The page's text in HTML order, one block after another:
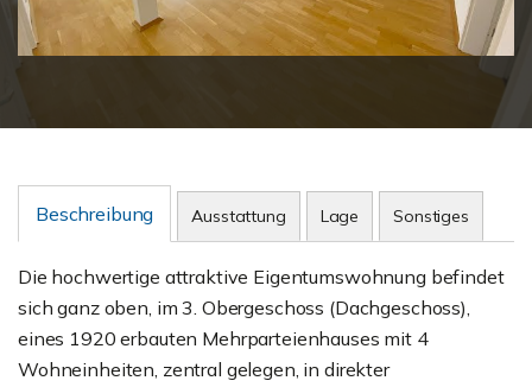
Beschreibung Ausstattung Lage Sonstiges
Die hochwertige attraktive Eigentumswohnung befindet
sich ganz oben, im 3. Obergeschoss (Dachgeschoss),
eines 1920 erbauten Mehrparteienhauses mit 4
Wohneinheiten, zentral gelegen, in direkter